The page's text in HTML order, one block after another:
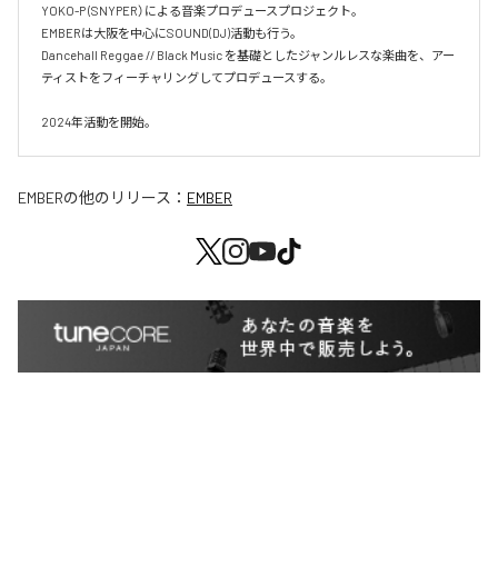
YOKO-P (SNYPER）による音楽プロデュースプロジェクト。
EMBERは大阪を中心にSOUND(DJ)活動も行う。
Dancehall Reggae // Black Music を基礎としたジャンルレスな楽曲を、アー
ティストをフィーチャリングしてプロデュースする。
2024年活動を開始。
EMBERの他のリリース： EMBER